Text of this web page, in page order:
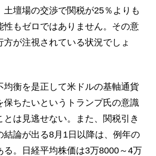
土壇場の交渉で関税が25％よりも
性もゼロではありません。その意
方が注視されている状況でしょ
衡を是正して米ドルの基軸通貨
保ちたいというトランプ氏の意識
とは見逃せない。また、関税引き
結論が出る8月1日以降は、例年の
る。日経平均株価は3万8000～4万